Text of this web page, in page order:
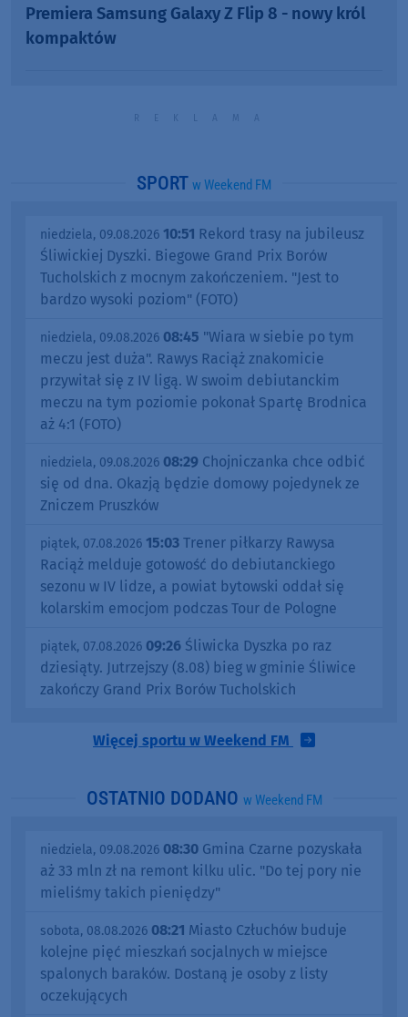
Premiera Samsung Galaxy Z Flip 8 - nowy król
kompaktów
SPORT w Weekend FM
niedziela, 09.08.2026 10:51 Rekord trasy na jubileusz
Śliwickiej Dyszki. Biegowe Grand Prix Borów
Tucholskich z mocnym zakończeniem. "Jest to
bardzo wysoki poziom" (FOTO)
niedziela, 09.08.2026 08:45 "Wiara w siebie po tym
meczu jest duża". Rawys Raciąż znakomicie
przywitał się z IV ligą. W swoim debiutanckim
meczu na tym poziomie pokonał Spartę Brodnica
aż 4:1 (FOTO)
niedziela, 09.08.2026 08:29 Chojniczanka chce odbić
się od dna. Okazją będzie domowy pojedynek ze
Zniczem Pruszków
piątek, 07.08.2026 15:03 Trener piłkarzy Rawysa
Raciąż melduje gotowość do debiutanckiego
sezonu w IV lidze, a powiat bytowski oddał się
kolarskim emocjom podczas Tour de Pologne
piątek, 07.08.2026 09:26 Śliwicka Dyszka po raz
dziesiąty. Jutrzejszy (8.08) bieg w gminie Śliwice
zakończy Grand Prix Borów Tucholskich
Więcej sportu w Weekend FM
OSTATNIO DODANO w Weekend FM
niedziela, 09.08.2026 08:30 Gmina Czarne pozyskała
aż 33 mln zł na remont kilku ulic. "Do tej pory nie
mieliśmy takich pieniędzy"
sobota, 08.08.2026 08:21 Miasto Człuchów buduje
kolejne pięć mieszkań socjalnych w miejsce
spalonych baraków. Dostaną je osoby z listy
oczekujących